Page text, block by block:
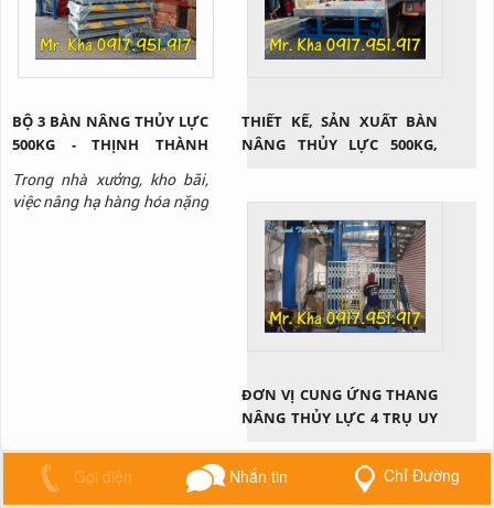
BỘ 3 BÀN NÂNG THỦY LỰC
500KG - THỊNH THÀNH
Trong nhà xưởng, kho bãi,
việc nâng hạ hàng hóa nặng
THIẾT KẾ, SẢN XUẤT BÀN
NÂNG THỦY LỰC 500KG,
ĐƠN VỊ CUNG ỨNG THANG
NÂNG THỦY LỰC 4 TRỤ UY
Gọi điện Nhắn tin Chỉ Đường